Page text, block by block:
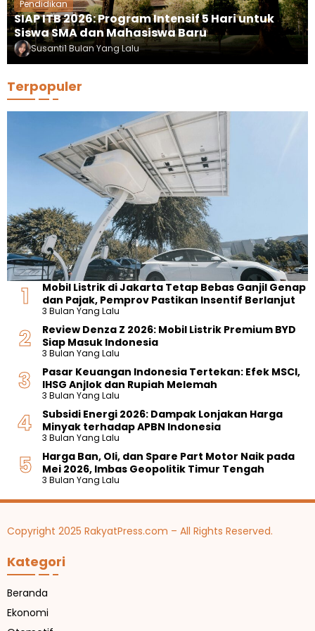
Pendidikan
SIAP ITB 2026: Program Intensif 5 Hari untuk
Siswa SMA dan Mahasiswa Baru
Susanti1 Bulan Yang Lalu
Terpopuler
Mobil Listrik di Jakarta Tetap Bebas Ganjil Genap
dan Pajak, Pemprov Pastikan Insentif Berlanjut
3 Bulan Yang Lalu
Review Denza Z 2026: Mobil Listrik Premium BYD
Siap Masuk Indonesia
3 Bulan Yang Lalu
Pasar Keuangan Indonesia Tertekan: Efek MSCI,
IHSG Anjlok dan Rupiah Melemah
3 Bulan Yang Lalu
Subsidi Energi 2026: Dampak Lonjakan Harga
Minyak terhadap APBN Indonesia
3 Bulan Yang Lalu
Harga Ban, Oli, dan Spare Part Motor Naik pada
Mei 2026, Imbas Geopolitik Timur Tengah
3 Bulan Yang Lalu
Copyright 2025 RakyatPress.com – All Rights Reserved.
Kategori
Beranda
Ekonomi